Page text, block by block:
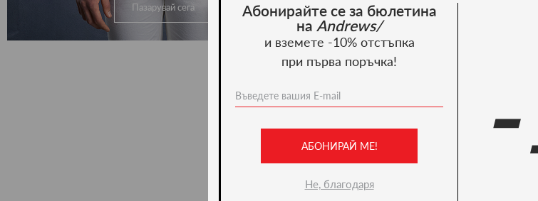
Пазарувай сега
Recommended
Абонирайте се за бюлетина
на Andrews/
и вземете -10% отстъпка
при първа поръчка!
АБОНИРАЙ МЕ!
Не, благодаря